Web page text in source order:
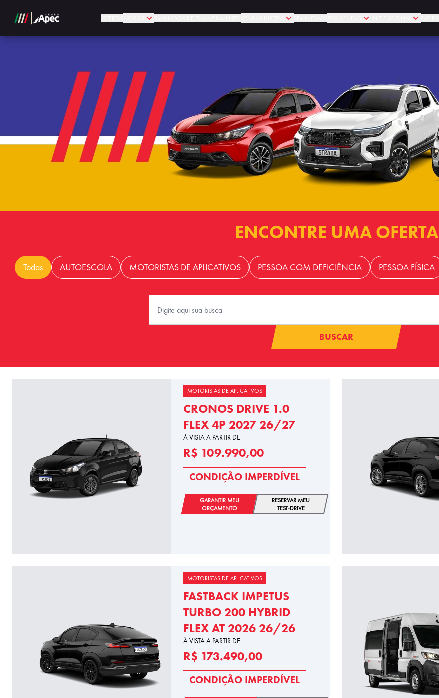
ENCONTRE UMA OFERTA
Todas AUTOESCOLA MOTORISTAS DE APLICATIVOS PESSOA COM DEFICIÊNCIA PESSOA FÍSICA
BUSCAR
MOTORISTAS DE APLICATIVOS
CRONOS DRIVE 1.0
FLEX 4P 2027 26/27
À VISTA A PARTIR DE
R$ 109.990,00
CONDIÇÃO IMPERDÍVEL
GARANTIR MEU
ORÇAMENTO
RESERVAR MEU
TEST-DRIVE
MOTORISTAS DE APLICATIVOS
FASTBACK IMPETUS
TURBO 200 HYBRID
FLEX AT 2026 26/26
À VISTA A PARTIR DE
R$ 173.490,00
CONDIÇÃO IMPERDÍVEL